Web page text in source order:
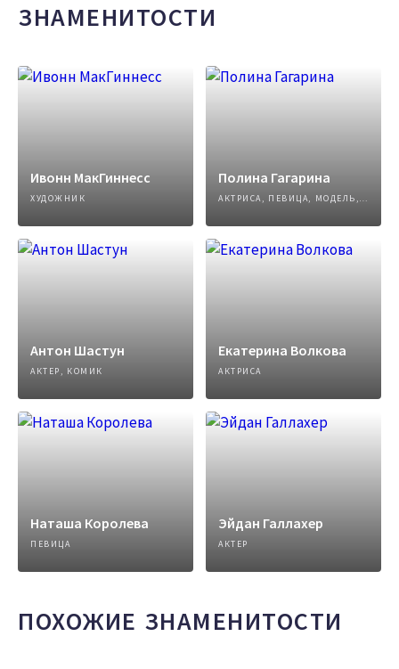
ЗНАМЕНИТОСТИ
Ивонн МакГиннесс
ХУДОЖНИК
Полина Гагарина
АКТРИСА, ПЕВИЦА, МОДЕЛЬ, АВТОР ПЕСЕН
Антон Шастун
АКТЕР, КОМИК
Екатерина Волкова
АКТРИСА
Наташа Королева
ПЕВИЦА
Эйдан Галлахер
АКТЕР
ПОХОЖИЕ ЗНАМЕНИТОСТИ